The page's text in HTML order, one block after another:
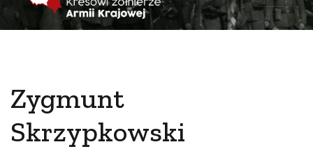
Zygmunt
Skrzypkowski